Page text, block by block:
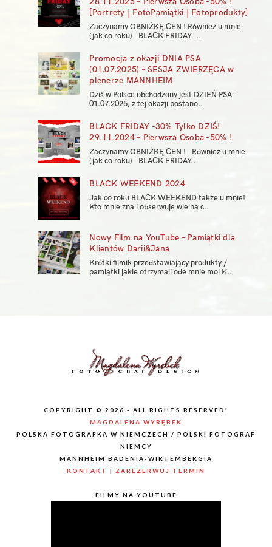
[Portrety | FotoPamiątki | Fotoprodukty]
Zaczynamy OBNIŻKĘ CEN ! Również u mnie
(jak co roku) BLACK FRIDAY ..
Promocja z okazji DNIA PSA
(01.07.2025) – SESJA ZWIERZĘCA w
plenerze MANNHEIM
Dziś w Polsce obchodzony jest DZIEŃ PSA –
01.07.2025, z tej okazji postano..
BLACK FRIDAY -30% Tylko DZIŚ!
29.11.2024 – Pierwsza Osoba -50% !
Zaczynamy OBNIŻKĘ CEN ! Również u mnie
(jak co roku) BLACK FRIDAY..
BLACK WEEKEND 2024
Jak co roku BLACK WEEKEND także u mnie!
Kto mnie zna i obserwuje wie na c..
Nowy Film na YouTube – Pamiątki dla
Klientów Darii&Jana
Krótki filmik przedstawiający produkty /
pamiątki jakie otrzymali ode mnie moi K..
COPYRIGHT © 2026 - ALL RIGHTS RESERVED!
MAGDALENA WYRĘBEK
POLSKA FOTOGRAFKA W NIEMCZECH / POLSKI FOTOGRAF
NIEMCY
MANNHEIM BADENIA-WIRTEMBERGIA
KONTAKT | ZAREZERWUJ TERMIN
FILMY NA YOUTUBE